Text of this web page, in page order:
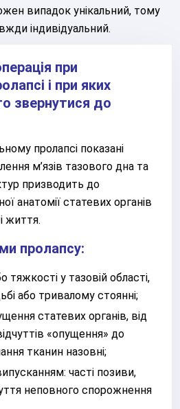
випадок унікальний, тому
індивідуальний.
при
і при яких
звернутися до
пролапсі показані
м’язів тазового дна та
призводить до
анатомії статевих органів
життя.
пролапсу:
тяжкості у тазовій області,
або тривалому стоянні;
статевих органів, від
«опущення» до
тканин назовні;
часті позиви,
неповного спорожнення